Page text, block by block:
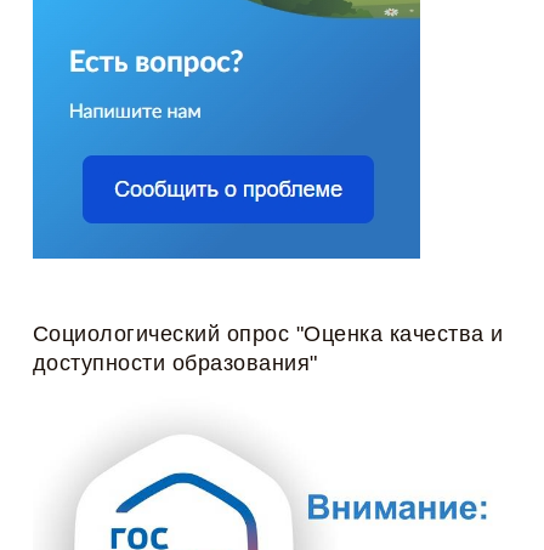
Социологический опрос "Оценка качества и
доступности образования"